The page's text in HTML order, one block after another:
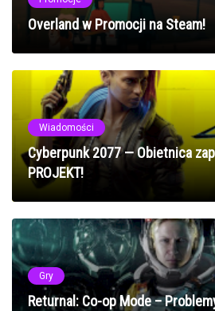
Overland w Promocji na Steam!
Wiadomości
Cyberpunk 2077 — Obietnica
PROJEKT!
Gry
Returnal: Co-op Mode –